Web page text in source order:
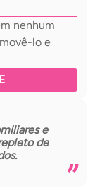
nenhum
lo e
e
de